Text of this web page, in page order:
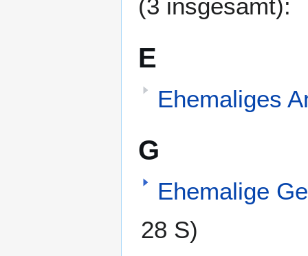
(3 insgesamt):
E
Ehemaliges
G
Ehemalige
28 S)